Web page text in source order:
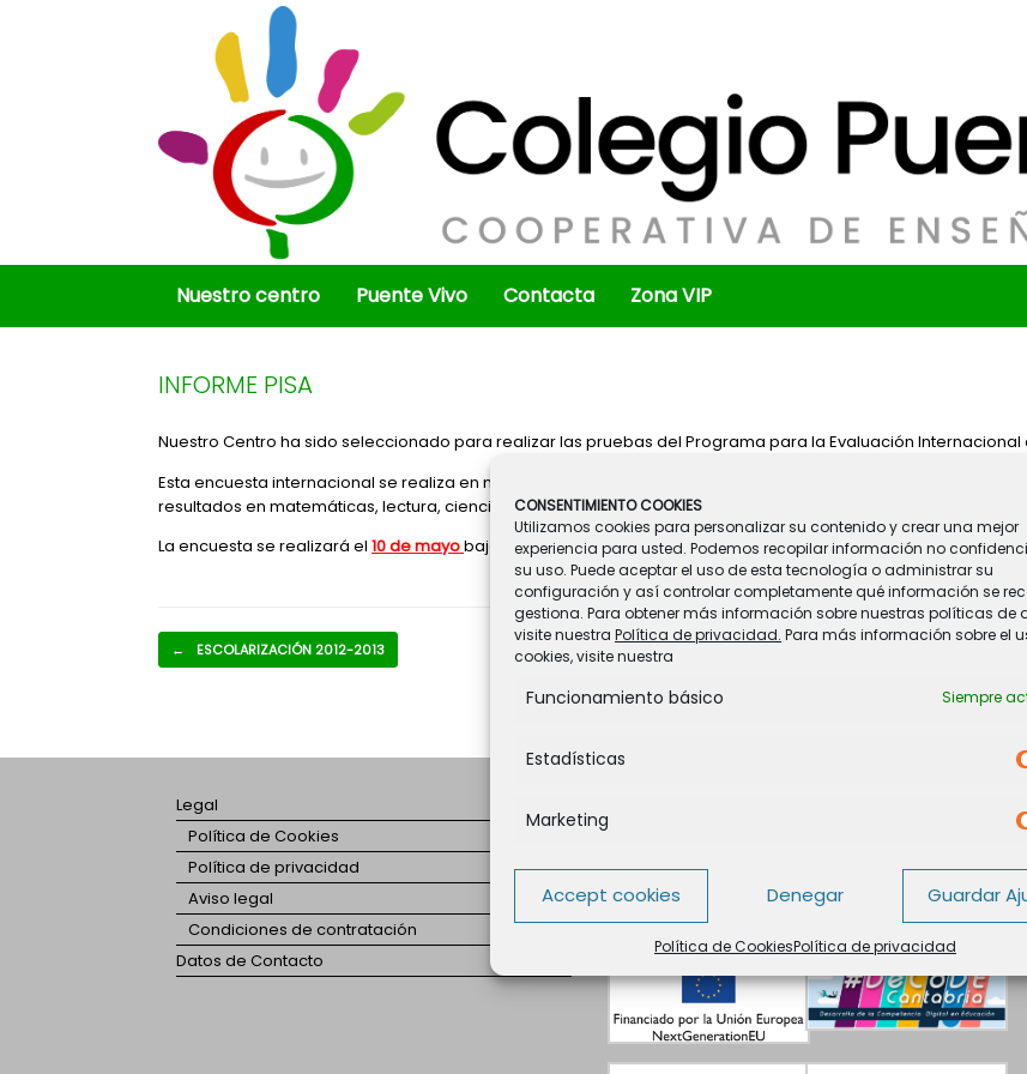
CONSENTIMIENTO COOKIES
Utilizamos cookies para personalizar su contenido y crear una mejor
experiencia para usted. Podemos recopilar información no
su uso. Puede aceptar el uso de esta tecnología o administrar su
configuración y así controlar completamente qué información se
gestiona. Para obtener más información sobre nuestras políticas de
visite nuestra Política de privacidad. Para más información sobre el
cookies, visite nuestra
Funcionamiento básico Siempre
Estadísticas
Marketing
Accept cookies Denegar Guardar
Política de CookiesPolítica de privacidad
Nuestro centro Puente Vivo Contacta Zona VIP
INFORME PISA
Nuestro Centro ha sido seleccionado para realizar las pruebas del Programa para la Evaluación Internacional
Esta encuesta internacional se realiza en más de 60 países de todo el mundo y evalúa el grado de
resultados en matemáticas, lectura, ciencias y resolución de problemas.
La encuesta se realizará el 10 de mayobajo la supervisión del Instituto de Evaluación del Ministerio de
Navegador de artículos
← ESCOLARIZACIÓN 2012-2013
Legal
Política de Cookies
Política de privacidad
Aviso legal
Condiciones de contratación
Datos de Contacto